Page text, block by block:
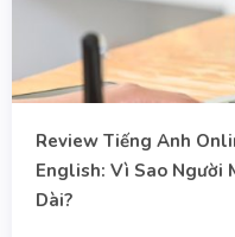
Review Tiếng Anh
English: Vì Sao Người
Dài?